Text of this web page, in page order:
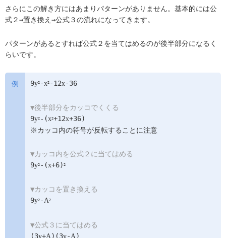
さらにこの解き方にはあまりパターンがありません。基本的には公
式２→置き換え→公式３の流れになってきます。
パターンがあるとすれば公式２を当てはめるのが後半部分になるく
らいです。
9y2 -x2 -12x-36
▼後半部分をカッコでくくる
9y2 -(x2+12x+36)
※カッコ内の符号が反転することに注意
▼カッコ内を公式２に当てはめる
9y2 -(x+6) 2
▼カッコを置き換える
9y2 -A2
▼公式３に当てはめる
(3y+A )(3y- A )